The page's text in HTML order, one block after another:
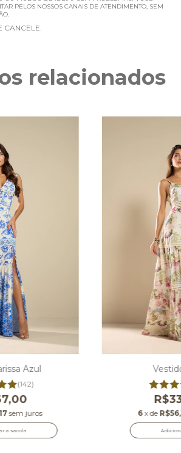
PELOS NOSSOS CANAIS DE ATENDIMENTO, SEM
CANCELE.
relacionados
Azul
(142)
sem juros
a sacola
6 x de